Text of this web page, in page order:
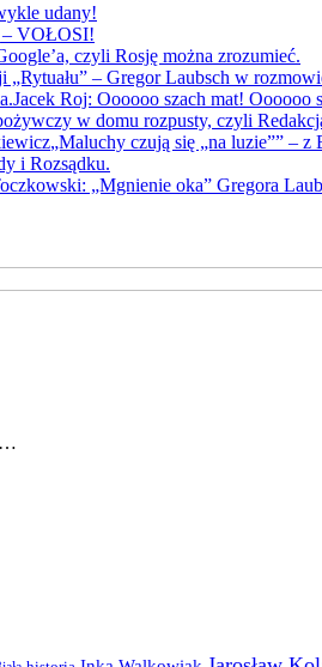
udany!
– VOŁOSI!
czyli Rosję można zrozumieć.
„Rytuału” – Gregor Laubsch w
Jacek Roj: Oooooo szach mat!
w domu rozpusty, czyli
„Maluchy czują się „na luzie”” –
i Rozsądku.
„Mgnienie oka” Gregora